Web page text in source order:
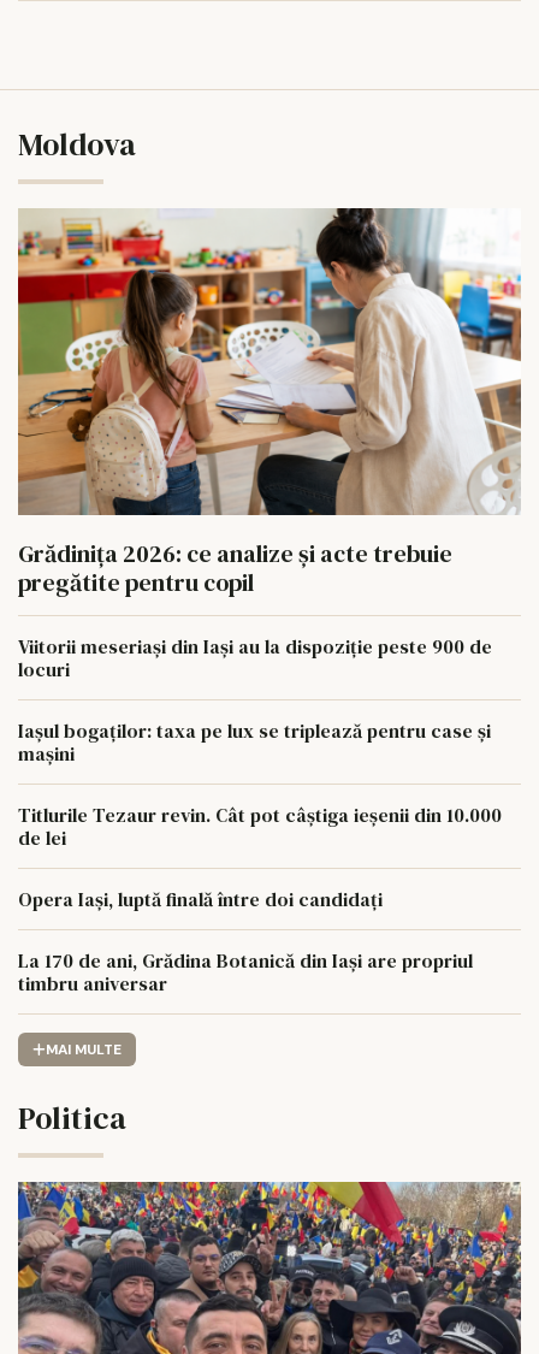
Moldova
Grădinița 2026: ce analize și acte trebuie
pregătite pentru copil
Viitorii meseriași din Iași au la dispoziție peste 900 de
locuri
Iașul bogaților: taxa pe lux se triplează pentru case și
mașini
Titlurile Tezaur revin. Cât pot câștiga ieșenii din 10.000
de lei
Opera Iași, luptă finală între doi candidați
La 170 de ani, Grădina Botanică din Iași are propriul
timbru aniversar
MAI MULTE
Politica